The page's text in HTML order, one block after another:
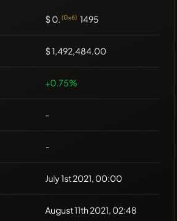
$ 0. (0x6) 1495
$ 1,492,484.00
+0.75%
-
-
July 1st 2021, 00:00
August 11th 2021, 02:48